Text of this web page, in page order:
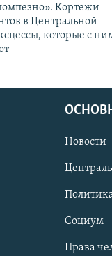
Кортежи
в Центральной
которые с
Новости
Социум
Права